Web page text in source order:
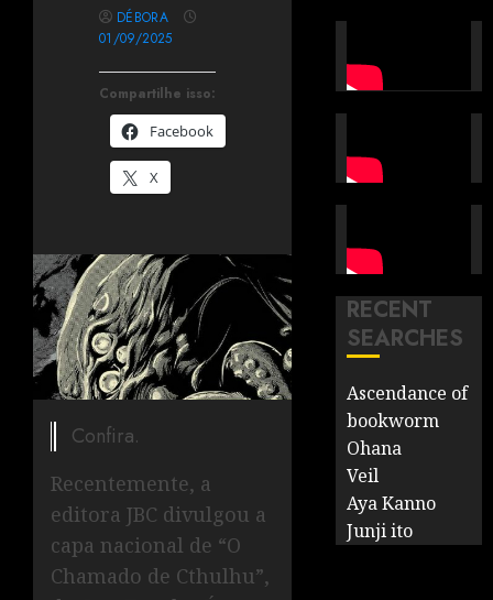
Compartilhe isso:
Facebook
X
DÉBORA
01/09/2025
Confira.
Recentemente, a
editora JBC divulgou a
capa nacional de “O
Chamado de Cthulhu”,
RECENT
SEARCHES
Ascendance of
bookworm
Ohana
Veil
Aya Kanno
Junji ito